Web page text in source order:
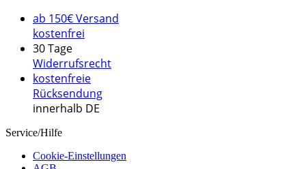
ab 150€ Versand
kostenfrei
30 Tage
Widerrufsrecht
kostenfreie
Rücksendung
innerhalb DE
Service/Hilfe
Cookie-Einstellungen